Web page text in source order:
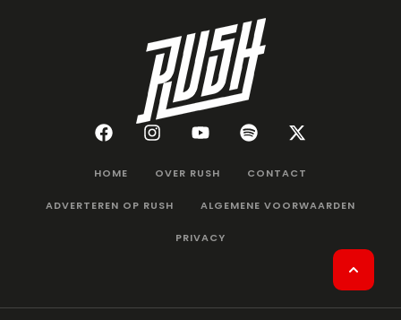
HOME OVER RUSH CONTACT
ADVERTEREN OP RUSH ALGEMENE VOORWAARDEN
PRIVACY